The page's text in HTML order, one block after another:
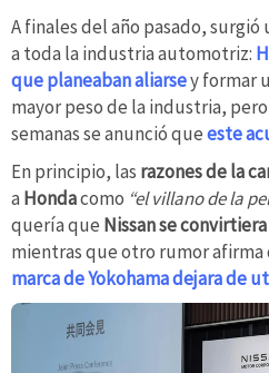
A finales del año pasado,
a toda la industria automotriz:
que planeaban aliarsey formar
mayor peso de la industria,
semanas se anunció queeste
En principio, las razones de la
a Hondacomo “el villano de la
quería que Nissan se
mientras que otro rumor afirma
marca de Yokohama dejara de